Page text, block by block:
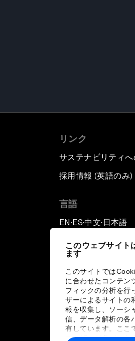
このウェブサイト
ます
このサイトでは
に合わせたコンテン
フィックの分析を行
ザーによるサイトの
報を収集し、ソーシ
信、データ解析の各
有しています。ここ
ユーザーが各パート
リンク
サステナビリティ
採用情報 (英語のみ)
言語
EN ▪ES▪中文▪ 日本語